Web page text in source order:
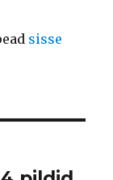
sisse